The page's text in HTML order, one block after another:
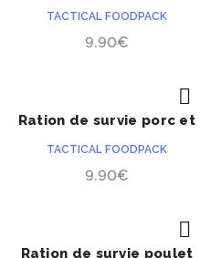
TACTICAL FOODPACK
9.90€
ACHETER
Ration de survie porc et
TACTICAL FOODPACK
9.90€
Ration de survie poulet